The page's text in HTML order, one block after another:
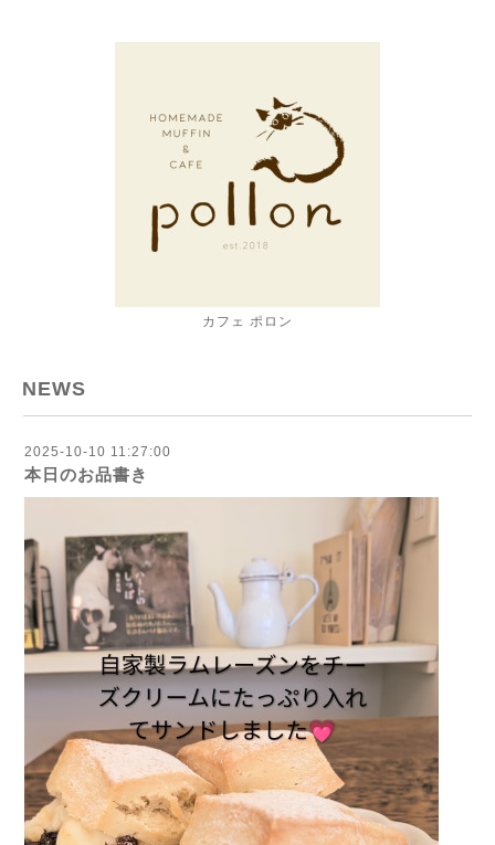
カフェ ポロン
NEWS
2025-10-10 11:27:00
本日のお品書き